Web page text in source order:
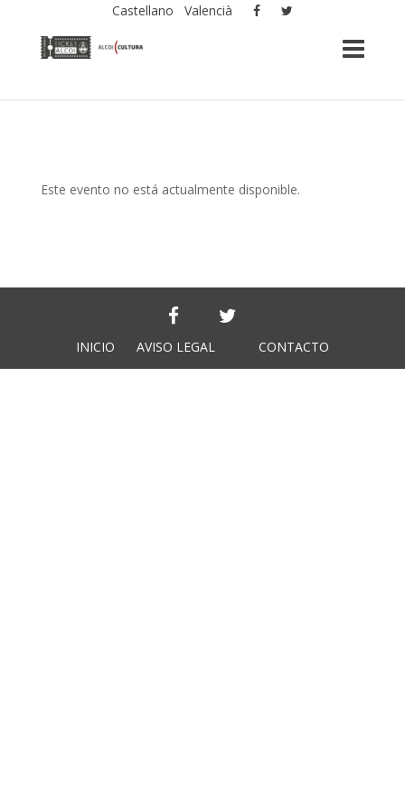
Castellano Valencià
Este evento no está actualmente disponible.
INICIO AVISO LEGAL CONTACTO